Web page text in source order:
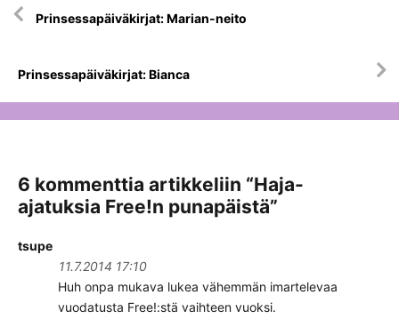
selausPrinsessapäiväkirjat: Marian-neito
Prinsessapäiväkirjat: Bianca
6 kommenttia artikkeliin “Haja-
ajatuksia Free!n punapäistä”
tsupe
11.7.2014 17:10
Huh onpa mukava lukea vähemmän imartelevaa
vuodatusta Free!:stä vaihteen vuoksi.